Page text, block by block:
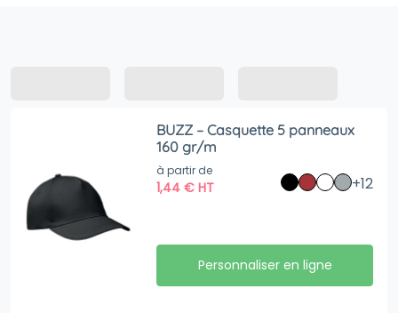
BUZZ – Casquette 5 panneaux
160 gr/m
à partir de
1,44€ HT +12
Personnaliser en ligne